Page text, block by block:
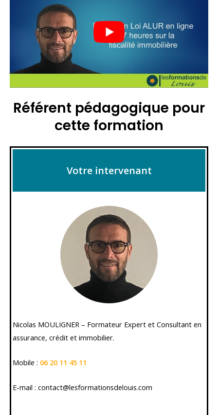
Référent pédagogique pour
cette formation
Votre intervenant
Nicolas MOULIGNER – Formateur Expert et Consultant en
assurance, crédit et immobilier.
Mobile : 06 20 11 45 11
E-mail : contact@lesformationsdelouis.com